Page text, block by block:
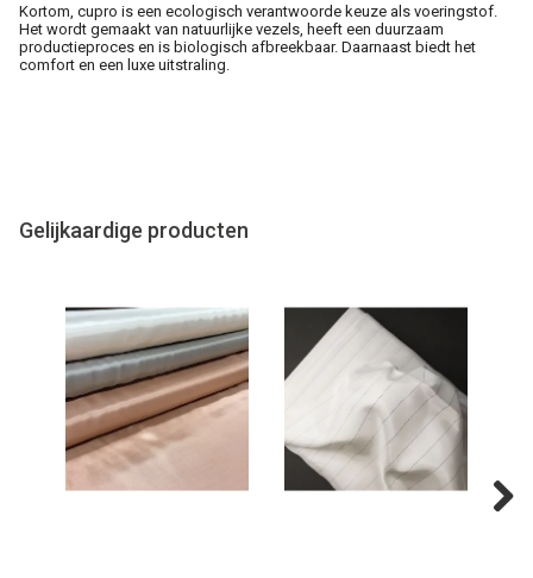
Kortom, cupro is een ecologisch verantwoorde keuze als voeringstof.
Het wordt gemaakt van natuurlijke vezels, heeft een duurzaam
productieproces en is biologisch afbreekbaar. Daarnaast biedt het
comfort en een luxe uitstraling.
Gelijkaardige producten